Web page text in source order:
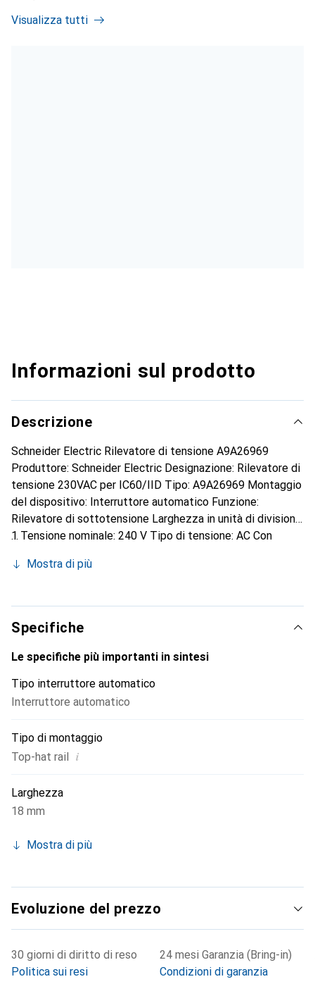
Visualizza tutti
Informazioni sul prodotto
Descrizione
Schneider Electric Rilevatore di tensione A9A26969
Produttore: Schneider Electric Designazione: Rilevatore di
tensione 230VAC per IC60/IID Tipo: A9A26969 Montaggio
del dispositivo: Interruttore automatico Funzione:
Rilevatore di sottotensione Larghezza in unità di divisione:
1 Tensione nominale: 240 V Tipo di tensione: AC Con
numero massimo di poli dell'unità principale dei contatti
principale dei contatti: 63 A Schneider Electric Rilevatore
di tensione A9A26969: ulteriori dettagli Rilevatore di
sottotensione Acti 9 iMNs per circuiti di emergenza.
Tensione di funzionamento (Ue) 220-240V AC. Provoca
caso di abbassamento della tensione. Impedisce la
chiusura dell'interruttore di protezione finché la tensione
emergenza a prova di guasto.
Mostra di più
Specifiche
Le specifiche più importanti in sintesi
Tipo interruttore automatico
Interruttore automatico
Tipo di montaggio
Top-hat rail
i
Larghezza
18 mm
Mostra di più
Evoluzione del prezzo
30 giorni di diritto di reso
Politica sui resi
24 mesi Garanzia (Bring-in)
Condizioni di garanzia